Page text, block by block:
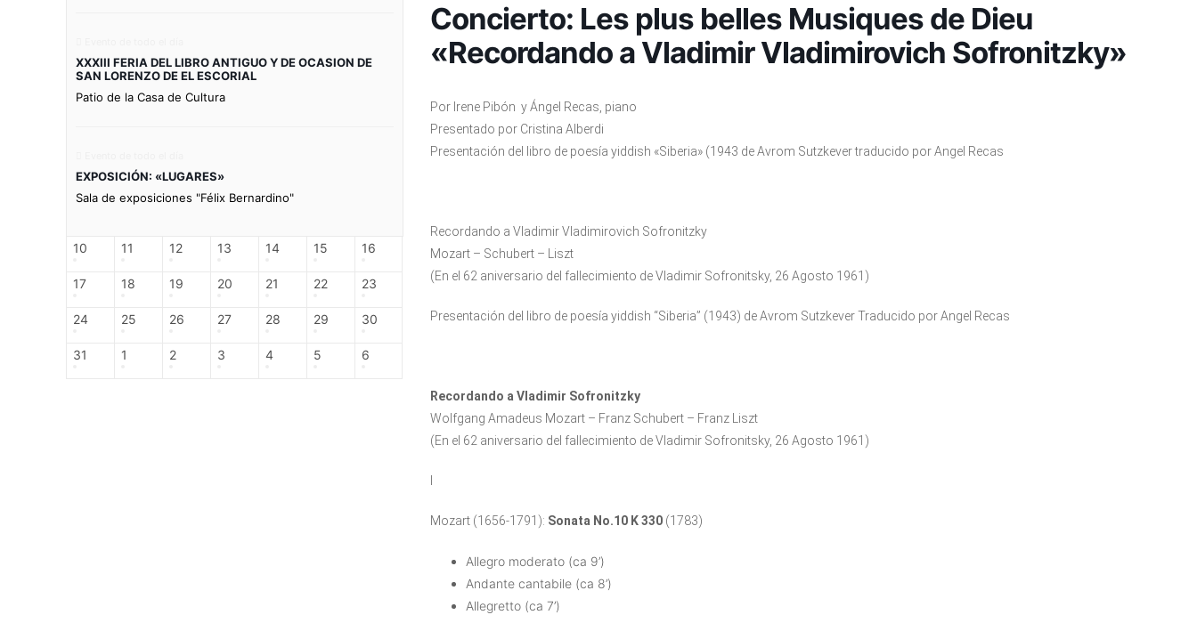
XXXIII FERIA DEL LIBRO ANTIGUO Y DE OCASION DE
SAN LORENZO DE EL ESCORIAL
Patio de la Casa de Cultura
EXPOSICIÓN: «LUGARES»
Sala de exposiciones "Félix Bernardino"
10 11 12 13 14 15 16
17 18 19 20 21 22 23
24 25 26 27 28 29 30
31 1 2 3 4 5 6
Concierto: Les plus belles Musiques de Dieu
«Recordando a Vladimir Vladimirovich Sofronitzky»
Por Irene Pibón y Ángel Recas, piano
Presentado por Cristina Alberdi
Presentación del libro de poesía yiddish «Siberia» (1943 de Avrom Sutzkever traducido por Angel Recas
Recordando a Vladimir Vladimirovich Sofronitzky
Mozart – Schubert – Liszt
(En el 62 aniversario del fallecimiento de Vladimir Sofronitsky, 26 Agosto 1961)
Presentación del libro de poesía yiddish “Siberia” (1943) de Avrom Sutzkever Traducido por Angel Recas
Recordando a Vladimir Sofronitzky
Wolfgang Amadeus Mozart – Franz Schubert – Franz Liszt
(En el 62 aniversario del fallecimiento de Vladimir Sofronitsky, 26 Agosto 1961)
Mozart (1656-1791): Sonata No.10 K 330 (1783)
Allegro moderato (ca 9’)
Andante cantabile (ca 8’)
Allegretto (ca 7’)